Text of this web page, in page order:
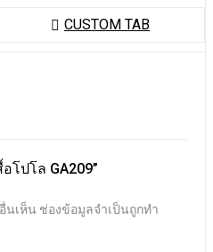
CUSTOM TAB
โปโล GA209”
นเห็น ช่องข้อมูลจำเป็นถูกทำ